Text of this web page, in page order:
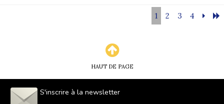
1 2 3 4
HAUT DE PAGE
S'inscrire à la newsletter